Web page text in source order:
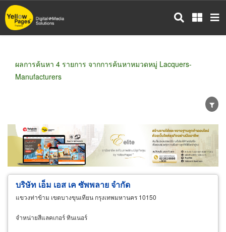
ข้าม
ไป
ผลการค้นหา 4 รายการ จากการค้นหาหมวดหมู่ Lacquers-
Manufacturers
ขายส่ง ขายปลีก ผู้ผลิต
ตัวแทนจัดจำหน่าย
ผู้ส่งออก/นำเข้า
ธุรกิจบริการ
บริษัท เอ็ม เอส เค ซัพพลาย จำกัด
แขวงท่าข้าม เขตบางขุนเทียน กรุงเทพมหานคร 10150
จำหน่ายสีแลคเกอร์ ทินเนอร์